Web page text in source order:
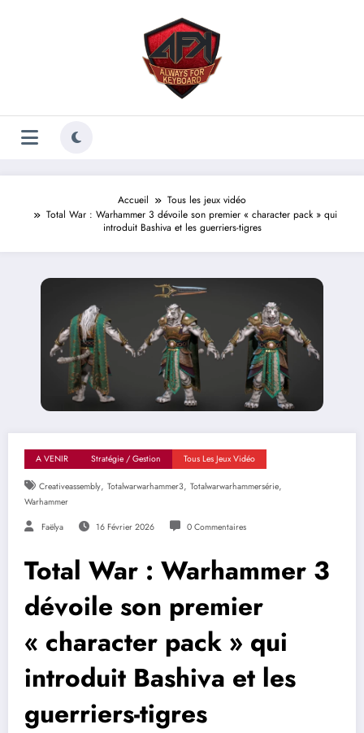
Accueil
Tous les jeux vidéo
Total War : Warhammer 3 dévoile son premier « character pack » qui
introduit Bashiva et les guerriers-tigres
A VENIR Stratégie / Gestion Tous Les Jeux Vidéo
Creativeassembly, Totalwarwarhammer3, Totalwarwarhammersérie,
Warhammer
Faëlya 16 Février 2026 0 Commentaires
Total War : Warhammer 3
dévoile son premier
« character pack » qui
introduit Bashiva et les
guerriers-tigres